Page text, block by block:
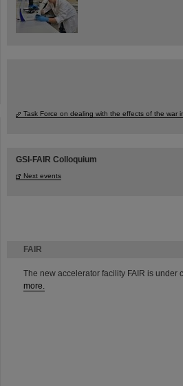
FAIR
The new accelerator facility FAIR is under
more.
Task Force on dealing with the effects of the war
GSI-FAIR Colloquium
Next events